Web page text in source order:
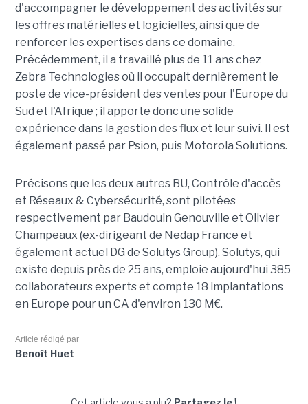
d'accompagner le développement des activités sur
les offres matérielles et logicielles, ainsi que de
renforcer les expertises dans ce domaine.
Précédemment, il a travaillé plus de 11 ans chez
Zebra Technologies où il occupait dernièrement le
poste de vice-président des ventes pour l'Europe du
Sud et l'Afrique ; il apporte donc une solide
expérience dans la gestion des flux et leur suivi. Il est
également passé par Psion, puis Motorola Solutions.
Précisons que les deux autres BU, Contrôle d'accès
et Réseaux & Cybersécurité, sont pilotées
respectivement par Baudouin Genouville et Olivier
Champeaux (ex-dirigeant de Nedap France et
également actuel DG de Solutys Group). Solutys, qui
existe depuis près de 25 ans, emploie aujourd'hui 385
collaborateurs experts et compte 18 implantations
en Europe pour un CA d'environ 130 M€.
Article rédigé par
Benoît Huet